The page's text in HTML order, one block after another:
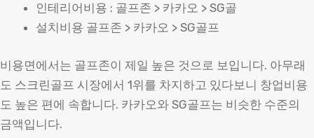
인테리어비용 : 골프존 > 카카오 > SG골
설치비용 골프존 > 카카오 > SG골프
비용면에서는 골프존이 제일 높은 것으로 보입니다. 아무래
도 스크린골프 시장에서 1위를 차지하고 있다보니 창업비용
도 높은 편에 속합니다. 카카오와 SG골프는 비슷한 수준의
금액입니다.